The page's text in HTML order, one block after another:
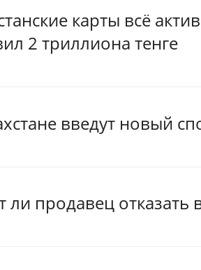
карты всё
2 триллиона тенге
введут новый
ли продавец отказать